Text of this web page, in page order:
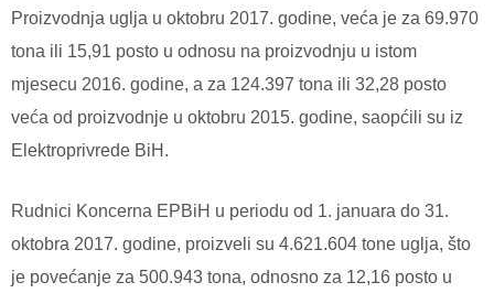
Proizvodnja uglja u oktobru 2017. godine, veća je za 69.970
tona ili 15,91 posto u odnosu na proizvodnju u istom
mjesecu 2016. godine, a za 124.397 tona ili 32,28 posto
veća od proizvodnje u oktobru 2015. godine, saopćili su iz
Elektroprivrede BiH.
Rudnici Koncerna EPBiH u periodu od 1. januara do 31.
oktobra 2017. godine, proizveli su 4.621.604 tone uglja, što
je povećanje za 500.943 tona, odnosno za 12,16 posto u